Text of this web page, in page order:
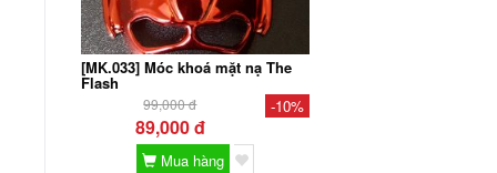
[MK.033] Móc khoá mặt nạ The
Flash
99,000 đ -10%
89,000 đ
Mua hàng